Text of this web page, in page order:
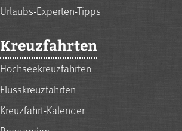
Urlaubs-Experten-Tipps
Kreuzfahrten
Hochseekreuzfahrten
Flusskreuzfahrten
Kreuzfahrt-Kalender